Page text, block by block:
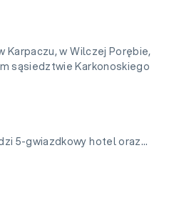
Karpaczu, w Wilczej Porębie,
sąsiedztwie Karkonoskiego
5-gwiazdkowy hotel oraz...